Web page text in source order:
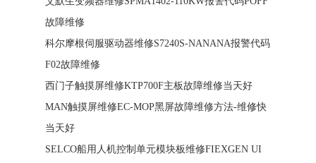
故障维修
科尔摩根伺服驱动器维修S7240S-NANANA报警代码
F02故障维修
西门子触摸屏维修KTP700F主板故障维修当天好
MAN触摸屏维修EC-MOP黑屏故障维修方法-维修快
当天好
SELCO船用人机控制单元模块板维修FIEXGEN UI